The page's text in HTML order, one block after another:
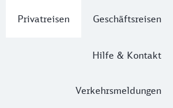
Privatreisen Geschäftsreisen
Hilfe & Kontakt
Verkehrsmeldungen